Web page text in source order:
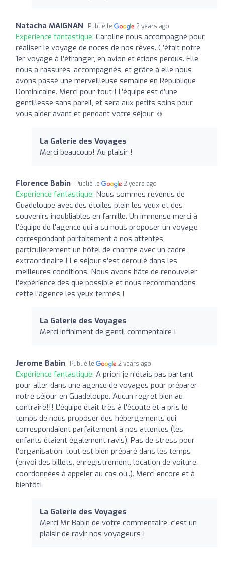
Natacha MAIGNAN Publié le 2 years ago
Expérience fantastique: Caroline nous accompagné pour
réaliser le voyage de noces de nos rêves. C’était notre
1er voyage à l’étranger, en avion et étions perdus. Elle
nous a rassurés, accompagnés, et grâce à elle nous
avons passé une merveilleuse semaine en République
Dominicaine. Merci pour tout ! L’équipe est d’une
gentillesse sans pareil, et sera aux petits soins pour
vous aider avant et pendant votre séjour ☺️
La Galerie des Voyages
Merci beaucoup! Au plaisir !
Florence Babin Publié le 2 years ago
Expérience fantastique: Nous sommes revenus de
Guadeloupe avec des étoiles plein les yeux et des
souvenirs inoubliables en famille. Un immense merci à
l'équipe de l'agence qui a su nous proposer un voyage
correspondant parfaitement à nos attentes,
particulièrement un hôtel de charme avec un cadre
extraordinaire ! Le séjour s'est déroulé dans les
meilleures conditions. Nous avons hâte de renouveler
l'expérience dès que possible et nous recommandons
cette l'agence les yeux fermés !
La Galerie des Voyages
Merci infiniment de gentil commentaire !
Jerome Babin Publié le 2 years ago
Expérience fantastique: A priori je n'étais pas partant
pour aller dans une agence de voyages pour préparer
notre séjour en Guadeloupe. Aucun regret bien au
contraire!!! L'équipe était très à l'écoute et a pris le
temps de nous proposer des hébergements qui
correspondaient parfaitement à nos attentes (les
enfants étaient également ravis). Pas de stress pour
l'organisation, tout est bien préparé dans les temps
(envoi des billets, enregistrement, location de voiture,
coordonnées à appeler au cas où..). Merci encore et à
bientôt!
La Galerie des Voyages
Merci Mr Babin de votre commentaire, c'est un
plaisir de ravir nos voyageurs !